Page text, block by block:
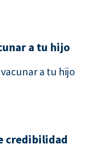
a tu hijo
a tu hijo
credibilidad